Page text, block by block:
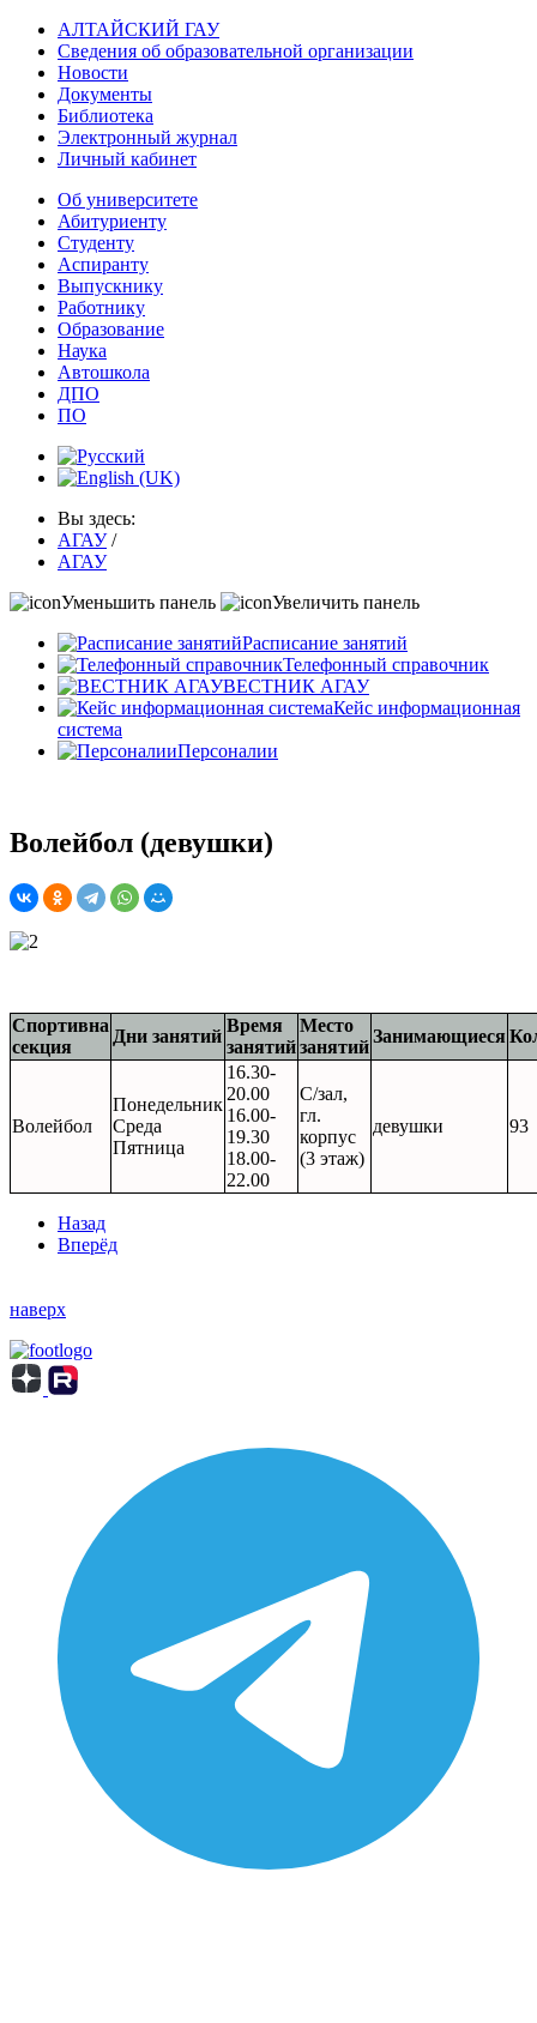
АЛТАЙСКИЙ ГАУ
Сведения об образовательной организации
Новости
Документы
Библиотека
Электронный журнал
Личный кабинет
Об университете
Абитуриенту
Студенту
Аспиранту
Выпускнику
Работнику
Образование
Наука
Автошкола
ДПО
ПО
Вы здесь:
АГАУ /
АГАУ
Уменьшить панель
Увеличить панель
Расписание занятий
Телефонный справочник
ВЕСТНИК АГАУ
Кейс информационная
система
Персоналии
Волейбол (девушки)
Спортивна
секция
Дни занятий
Время
занятий
Место
занятий
Занимающиеся
Волейбол
Понедельник
Среда
Пятница
16.30-
20.00
16.00-
19.30
18.00-
22.00
С/зал,
гл.
корпус
(3 этаж)
девушки 93
Назад
Вперёд
наверх